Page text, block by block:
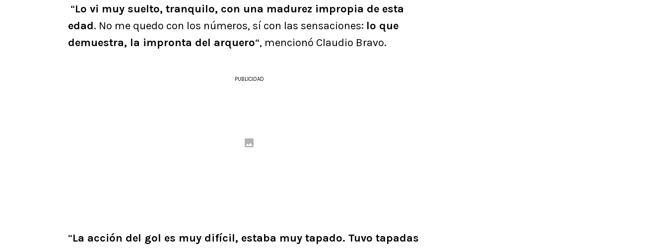
“Lo vi muy suelto, tranquilo, con una madurez impropia de esta
edad. No me quedo con los números, sí con las sensaciones: lo que
demuestra, la impronta del arquero“, mencionó Claudio Bravo.
PUBLICIDAD
“La acción del gol es muy difícil, estaba muy tapado. Tuvo tapadas